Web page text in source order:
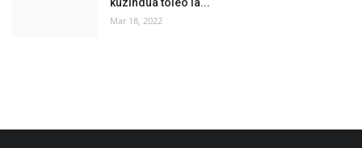
Mar 18, 2022